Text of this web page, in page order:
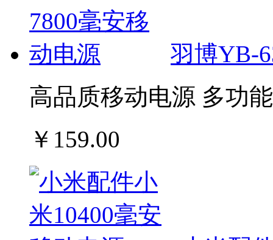
羽博YB-
高品质移动电源 多功
￥159.00